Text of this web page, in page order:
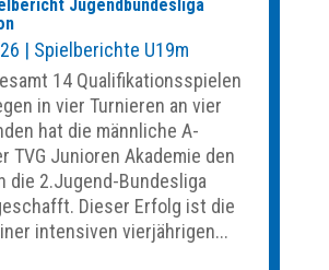
Jugendbundesliga
| Spielberichte U19m
14 Qualifikationsspielen
in vier Turnieren an vier
hat die männliche A-
TVG Junioren Akademie den
die 2.Jugend-Bundesliga
Dieser Erfolg ist die
intensiven vierjährigen...